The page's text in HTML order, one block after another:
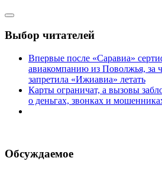
Выбор читателей
Впервые после «Саравиа»
авиакомпанию из Поволжья, за
запретила «Ижиавиа» летать
Карты ограничат, а вызовы
о деньгах, звонках и
Обсуждаемое